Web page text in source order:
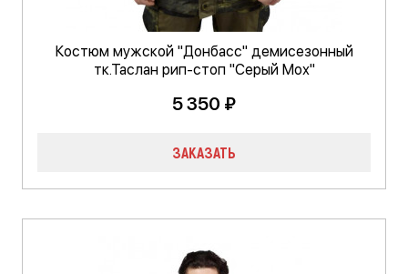
Костюм мужской "Донбасс" демисезонный
тк.Таслан рип-стоп "Серый Мох"
5 350 ₽
ЗАКАЗАТЬ